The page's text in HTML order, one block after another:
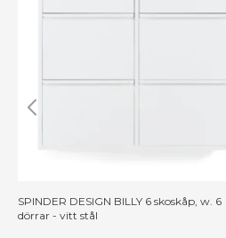
SPINDER DESIGN BILLY 6 skoskåp, w. 6
dörrar - vitt stål